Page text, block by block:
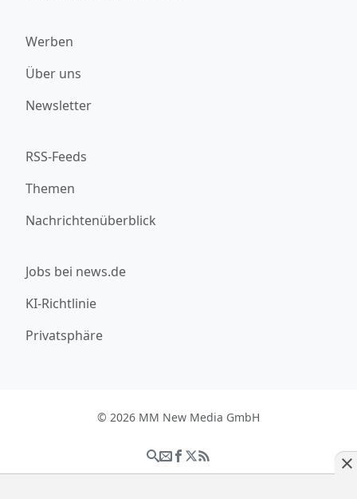
Werben
Über uns
Newsletter
RSS-Feeds
Themen
Nachrichtenüberblick
Jobs bei news.de
KI-Richtlinie
Privatsphäre
© 2026 MM New Media GmbH